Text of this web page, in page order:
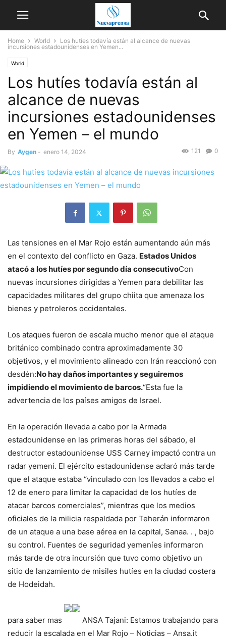
Home World
Los hutíes todavía están al alcance de nuevas
incursiones estadounidenses en Yemen...
World
Los hutíes todavía están al
alcance de nuevas
incursiones estadounidenses
en Yemen – el mundo
By Aygen - enero 14, 2024 0
121
Las tensiones en el Mar Rojo están aumentando aún más
en el contexto del conflicto en Gaza. Estados Unidos
atacó a los hutíes por segundo día consecutivoCon
nuevas incursiones dirigidas a Yemen para debilitar las
capacidades militares del grupo chiita que amenaza los
bienes y petroleros occidentales.
Los ataques fueron de escala mucho menor que el ataque
británico combinado contra aproximadamente 30
objetivos, y el movimiento alineado con Irán reaccionó con
desdén:No hay daños importantes y seguiremos
impidiendo el movimiento de barcos.“Esta fue la
advertencia de los países amigos de Israel.
En la operación llevada a cabo por la Armada
estadounidense en las primeras horas del sábado, el
destructor estadounidense USS Carney impactó contra un
radar yemení. El ejército estadounidense aclaró más tarde
que el ataque estaba “vinculado con los llevados a cabo el
12 de enero para limitar la capacidad de los hutíes de
atacar barcos comerciales”, mientras que los medios
oficiales de la milicia respaldada por Teherán informaron
de un ataque a una base aérea en la capital, Sanaa. . , bajo
su control. Fuentes de seguridad yemeníes informaron
más tarde de otra incursión que tuvo como objetivo un
sitio de lanzamiento de misiles hutíes en la ciudad costera
de Hodeidah.
para saber mas ANSA Tajani: Estamos trabajando para
reducir la escalada en el Mar Rojo – Noticias – Ansa.it